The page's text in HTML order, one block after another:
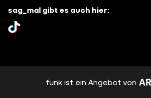
sag_mal gibt es auch hier:
funk ist ein Angebot von